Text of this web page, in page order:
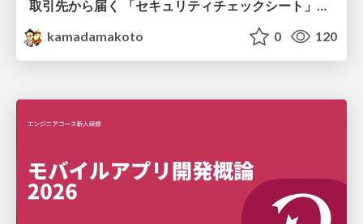
kamadamakoto
0 120